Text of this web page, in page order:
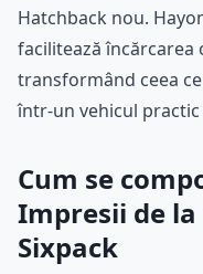
Hatchback nou.
facilitează
transformând ceea
într-un vehicul
Cum se
Impresii de
Sixpack